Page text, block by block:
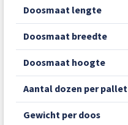
doosmaat lengte
doosmaat breedte
doosmaat hoogte
aantal dozen per pallet
gewicht per doos